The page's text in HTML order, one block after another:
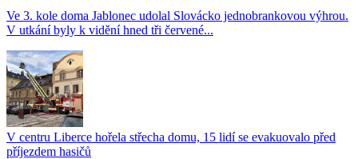
Ve 3. kole doma Jablonec udolal Slovácko jednobrankovou výhrou.
V utkání byly k vidění hned tři červené...
V centru Liberce hořela střecha domu, 15 lidí se evakuovalo před
příjezdem hasičů